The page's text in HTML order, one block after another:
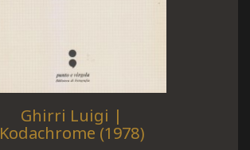
Ghirri Luigi |
Kodachrome (1978)